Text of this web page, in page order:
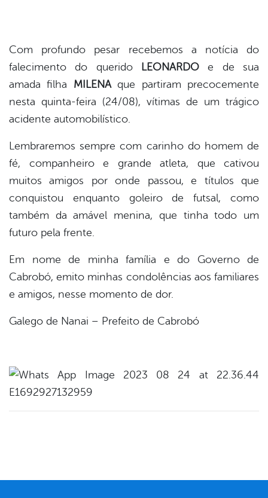
Com profundo pesar recebemos a notícia do
falecimento do querido LEONARDOe de sua
amada filha MILENAque partiram precocemente
nesta quinta-feira (24/08), vítimas de um trágico
acidente automobilístico.
Lembraremos sempre com carinho do homem de
fé, companheiro e grande atleta, que cativou
muitos amigos por onde passou, e títulos que
conquistou enquanto goleiro de futsal, como
também da amável menina, que tinha todo um
futuro pela frente.
Em nome de minha família e do Governo de
Cabrobó, emito minhas condolências aos familiares
e amigos, nesse momento de dor.
Galego de Nanai – Prefeito de Cabrobó